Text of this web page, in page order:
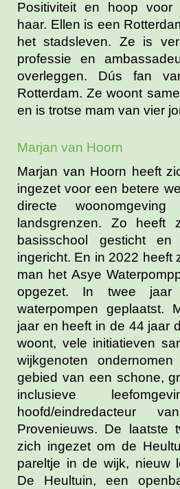
Positiviteit en hoop voor
haar. Ellen is een
het stadsleven. Ze is
professie en
overleggen. Dús fan
Rotterdam. Ze woont
en is trotse mam van vier
Marjan van Hoorn
Marjan van Hoorn heeft
ingezet voor een betere
directe
landsgrenzen. Zo heeft
basisschool gesticht en
ingericht. En in 2022 heeft
man het Asye
opgezet. In twee
waterpompen geplaatst.
jaar en heeft in de 44 jaar
woont, vele initiatieven
wijkgenoten
gebied van een schone,
inclusieve
hoofd/eindredacteur
Provenieuws. De laatste
zich ingezet om de
pareltje in de wijk, nieuw
De Heultuin, een